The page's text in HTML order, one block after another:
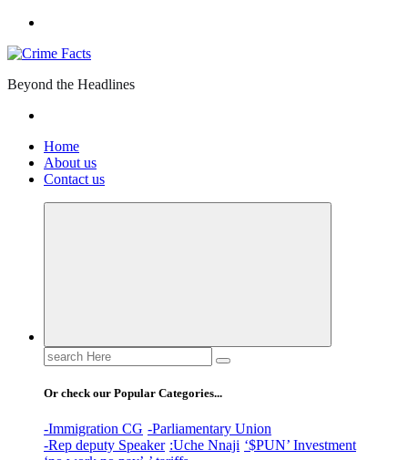
Beyond the Headlines
Home
About us
Contact us
Search
for:
Or check our Popular Categories...
-Immigration CG -Parliamentary Union
-Rep deputy Speaker :Uche Nnaji ‘$PUN’ Investment